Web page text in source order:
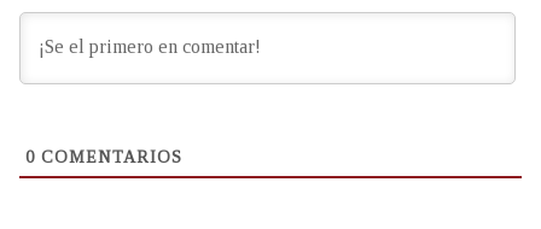
0 COMENTARIOS